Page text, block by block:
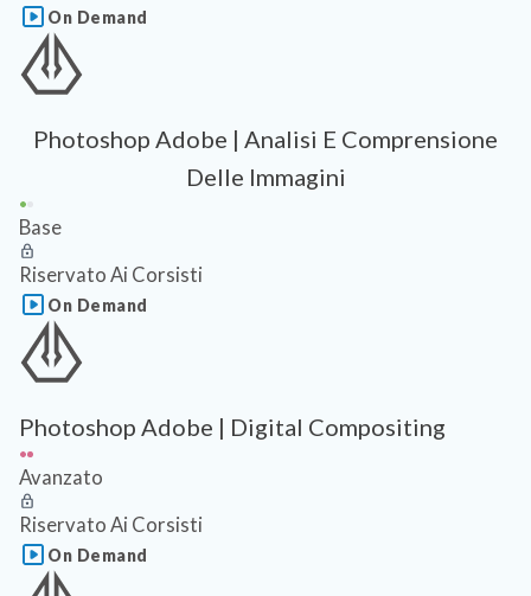
On Demand
Photoshop Adobe | Analisi E Comprensione
Delle Immagini
Base
Riservato Ai Corsisti
On Demand
Photoshop Adobe | Digital Compositing
Avanzato
Riservato Ai Corsisti
On Demand